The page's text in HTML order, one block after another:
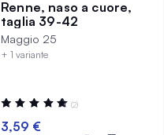
Renne, naso a cuore,
taglia 39-42
Maggio 25
+ 1 variante
Valutazione:
100%
(2)
3,59 €